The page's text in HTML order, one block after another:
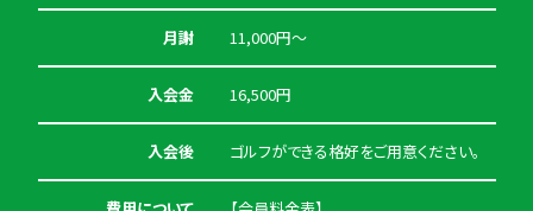
月謝 11,000円〜
入会金 16,500円
入会後 ゴルフができる格好をご用意ください。